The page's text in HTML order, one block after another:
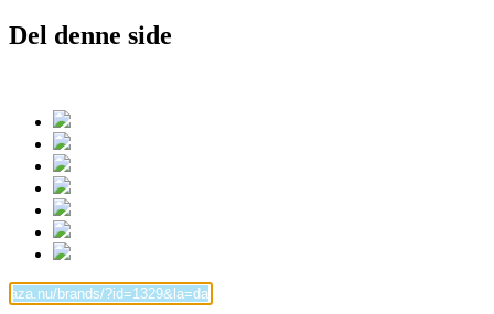
Del denne side